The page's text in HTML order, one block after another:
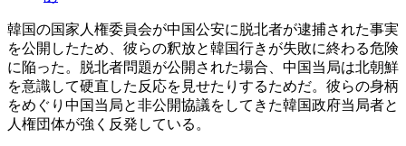
韓国の国家人権委員会が中国公安に脱北者が逮捕された事実
を公開したため、彼らの釈放と韓国行きが失敗に終わる危険
に陥った。脱北者問題が公開された場合、中国当局は北朝鮮
を意識して硬直した反応を見せたりするためだ。彼らの身柄
をめぐり中国当局と非公開協議をしてきた韓国政府当局者と
人権団体が強く反発している。